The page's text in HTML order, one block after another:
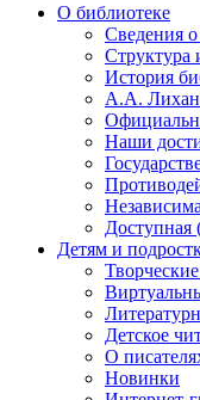
О библиотеке
Сведения
Структура
История
А.А.
Наши
Доступная
Детям и
Детское
О
Новинки